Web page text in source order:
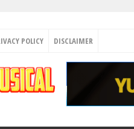
POLICY DISCLAIMER